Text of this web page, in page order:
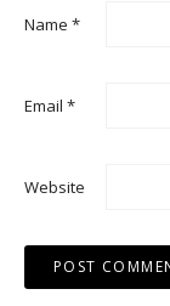
Name *
Email *
Website